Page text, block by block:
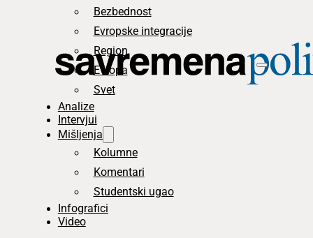
Bezbednost
Evropske integracije
Region
Evropa
Svet
Analize
Intervjui
Mišljenja
Kolumne
Komentari
Studentski ugao
Infografici
Video